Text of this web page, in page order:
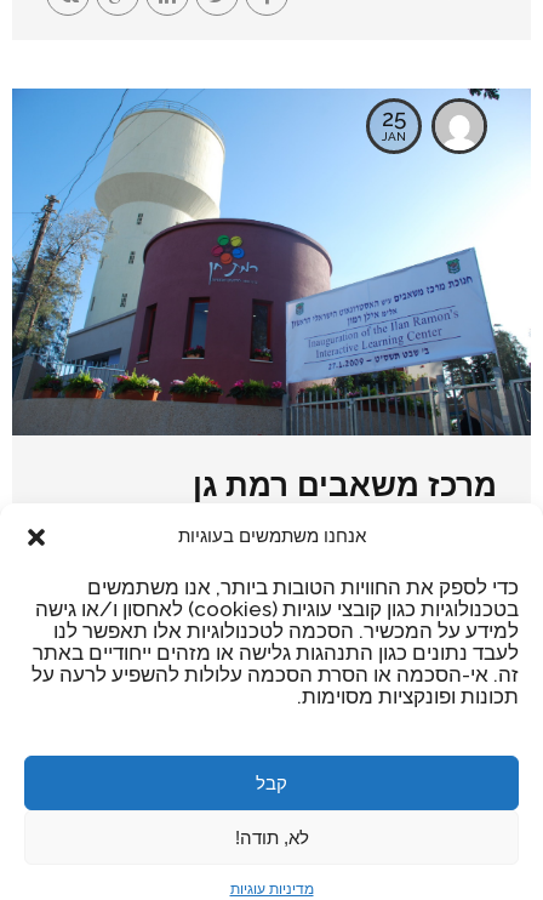
אנחנו משתמשים בעוגיות
כדי לספק את החוויות הטובות ביותר, אנו משתמשים
בטכנולוגיות כגון קובצי עוגיות (cookies) לאחסון ו/או גישה
למידע על המכשיר. הסכמה לטכנולוגיות אלו תאפשר לנו
לעבד נתונים כגון התנהגות גלישה או מזהים ייחודיים באתר
זה. אי-הסכמה או הסרת הסכמה עלולות להשפיע לרעה על
תכונות ופונקציות מסוימות.
קבל
לא, תודה!
מדיניות עוגיות
25
JAN
מרכז משאבים רמת גן
המשך קריאה
0547511186